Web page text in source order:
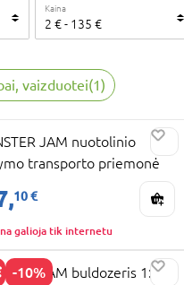
Kaina
2 €- 135 €
vaizduotei(1)
KAINAJAM nuotolinio
transporto priemonė
Digger Trax, 6067880
10 €
galioja tik internetu
-10%JAM buldozeris 1:64